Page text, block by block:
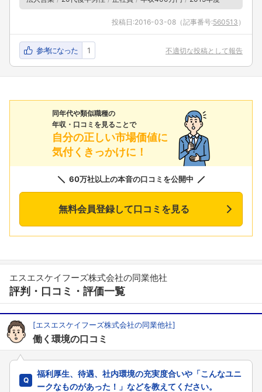
投稿日:2016-03-08 （記事番号:560513 ）
参考になった 1 不適切な投稿として報告
同年代や類似職種の
年収・口コミを見ることで
自分の正しい市場価値に
気付くきっかけに！
60万社以上の本音の口コミを公開中
無料会員登録して口コミを見る
エスエスケイフーズ株式会社の同業他社
評判・口コミ・評価一覧
[エスエスケイフーズ株式会社の同業他社]
働く環境の口コミ
福利厚生、待遇、社内環境の充実度合いや「こんなユニ
ークなものがあった！」などを教えてください。